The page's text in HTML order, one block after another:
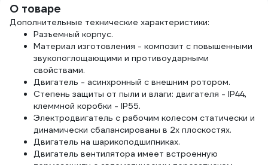
О товаре
Дополнительные технические характеристики:
Разъемный корпус.
Материал изготовления - композит с повышенными
звукопоглощающими и противоударными
свойствами.
Двигатель - асинхронный с внешним ротором.
Степень защиты от пыли и влаги: двигателя - IP44,
клеммной коробки - IP55.
Электродвигатель с рабочим колесом статически и
динамически сбалансированы в 2х плоскостях.
Двигатель на шарикоподшипниках.
Двигатель вентилятора имеет встроенную